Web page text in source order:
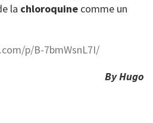
la chloroquine comme un
p/B-7bmWsnL7I/
By Hugo